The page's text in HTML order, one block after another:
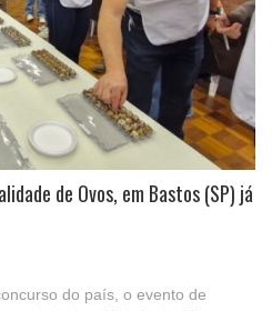
de Ovos, em Bastos (SP) já
do país, o evento de